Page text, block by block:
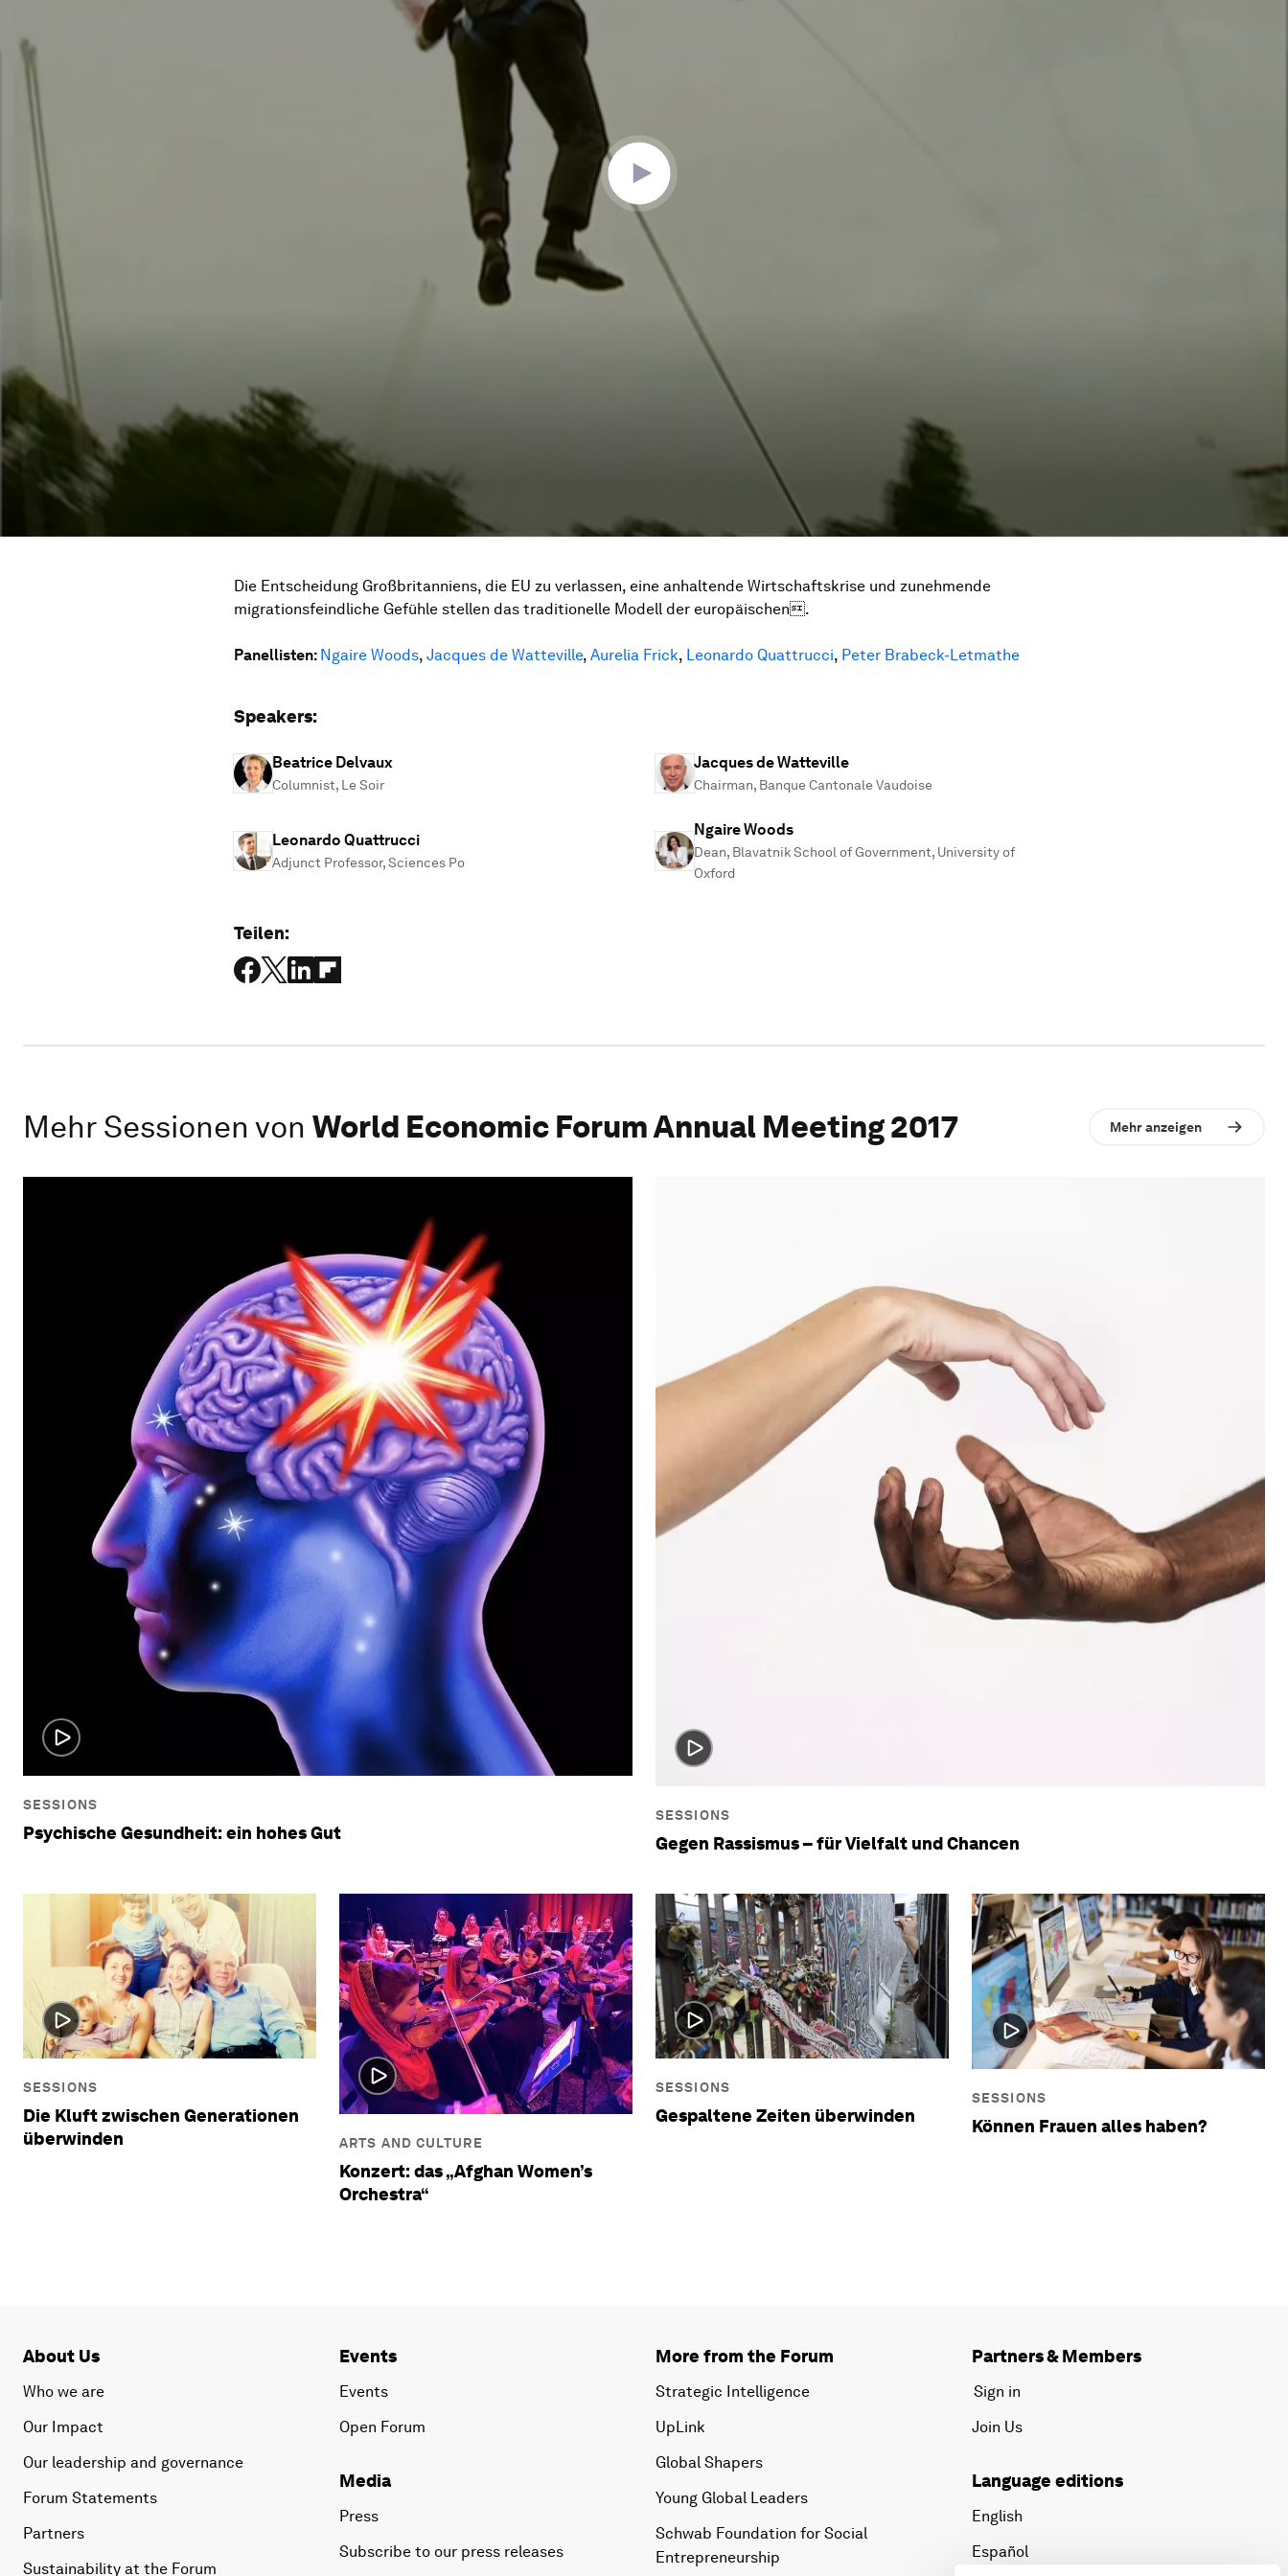
Die Entscheidung Großbritanniens, die EU zu verlassen, eine anhaltende Wirtschaftskrise und zunehmende
migrationsfeindliche Gefühle stellen das traditionelle Modell der europäischen.
Panellisten: Ngaire Woods, Jacques de Watteville, Aurelia Frick, Leonardo Quattrucci, Peter Brabeck-Letmathe
Speakers:
Beatrice Delvaux
Columnist, Le Soir
Jacques de Watteville
Chairman, Banque Cantonale Vaudoise
Leonardo Quattrucci
Adjunct Professor, Sciences Po
Ngaire Woods
Dean, Blavatnik School of Government, University of
Oxford
Teilen:
Mehr Sessionen von World Economic Forum Annual Meeting 2017 Mehr anzeigen
SESSIONS
Psychische Gesundheit: ein hohes Gut
SESSIONS
Gegen Rassismus – für Vielfalt und Chancen
SESSIONS
Die Kluft zwischen Generationen
überwinden
ARTS AND CULTURE
Konzert: das „Afghan Women’s
Orchestra“
SESSIONS
Gespaltene Zeiten überwinden
SESSIONS
Können Frauen alles haben?
About Us
Who we are
Our Impact
Our leadership and governance
Forum Statements
Partners
Sustainability at the Forum
Events
Events
Open Forum
Media
Press
Subscribe to our press releases
More from the Forum
Strategic Intelligence
UpLink
Global Shapers
Young Global Leaders
Schwab Foundation for Social
Entrepreneurship
Partners & Members
Sign in
Join Us
Language editions
English
Español